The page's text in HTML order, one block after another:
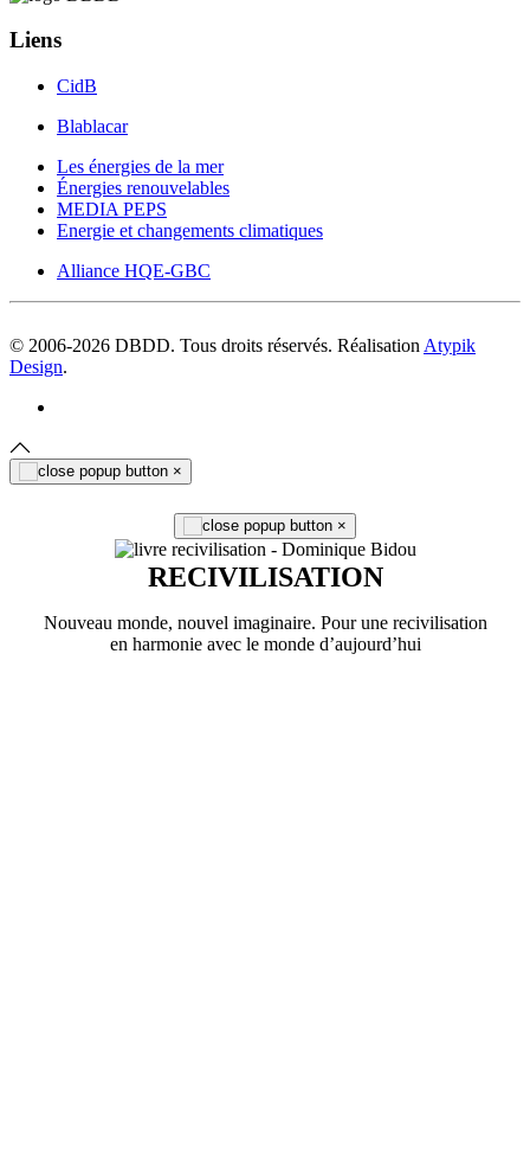
Liens
CidB
Blablacar
Les énergies de la mer
Énergies renouvelables
MEDIA PEPS
Energie et changements climatiques
Alliance HQE-GBC
© 2006-2026 DBDD. Tous droits réservés. Réalisation Atypik
Design.
×
×
RECIVILISATION
Nouveau monde, nouvel imaginaire. Pour une recivilisation
en harmonie avec le monde d’aujourd’hui